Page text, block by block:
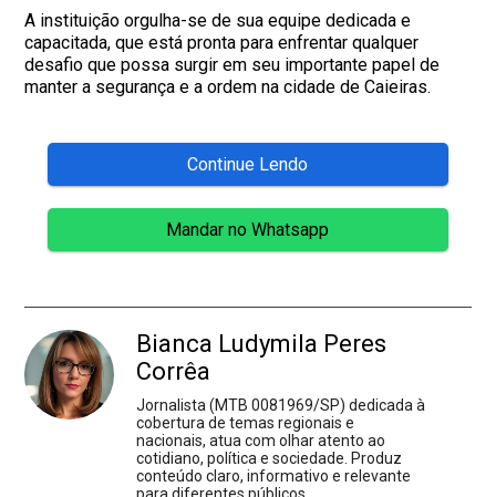
A instituição orgulha-se de sua equipe dedicada e
capacitada, que está pronta para enfrentar qualquer
desafio que possa surgir em seu importante papel de
manter a segurança e a ordem na cidade de Caieiras.
Continue Lendo
Mandar no Whatsapp
Bianca Ludymila Peres
Corrêa
Jornalista (MTB 0081969/SP) dedicada à
cobertura de temas regionais e
nacionais, atua com olhar atento ao
cotidiano, política e sociedade. Produz
conteúdo claro, informativo e relevante